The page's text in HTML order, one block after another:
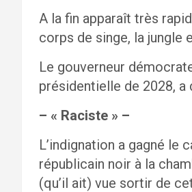
A la fin apparaît très
corps de singe, la jungle
Le gouverneur
présidentielle de 2028, a
– « Raciste » –
L’indignation a gagné le
républicain noir à la
(qu’il ait) vue sortir de